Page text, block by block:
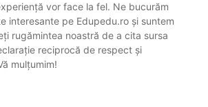
vor face la fel. Ne bucurăm
interesante pe Edupedu.ro și suntem
rugămintea noastră de a cita sursa
reciprocă de respect și
mulțumim!